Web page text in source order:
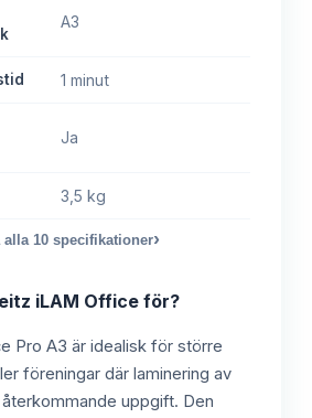
A3
1 minut
Ja
3,5 kg
alla10 specifikationer›
iLAM Office för?
Pro A3 är idealisk för större
föreningar där laminering av
uppgift. Den